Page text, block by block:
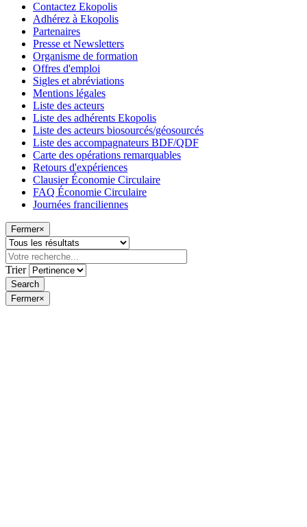
Contactez Ekopolis
Adhérez à Ekopolis
Partenaires
Presse et Newsletters
Organisme de formation
Offres d'emploi
Sigles et abréviations
Mentions légales
Liste des acteurs
Liste des adhérents Ekopolis
Liste des acteurs biosourcés/géosourcés
Liste des accompagnateurs BDF/QDF
Carte des opérations remarquables
Retours d'expériences
Clausier Économie Circulaire
FAQ Économie Circulaire
Journées franciliennes
Fermer×
Trier
Fermer×